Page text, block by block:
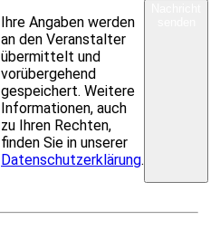
Ihre Angaben werden
an den Veranstalter
übermittelt und
vorübergehend
gespeichert. Weitere
Informationen, auch
zu Ihren Rechten,
finden Sie in unserer
Datenschutzerklärung.